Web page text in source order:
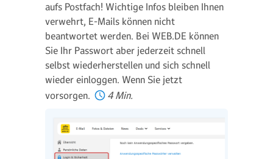
aufs Postfach! Wichtige Infos bleiben Ihnen
verwehrt, E-Mails können nicht
beantwortet werden. Bei WEB.DE können
Sie Ihr Passwort aber jederzeit schnell
selbst wiederherstellen und sich schnell
wieder einloggen. Wenn Sie jetzt
vorsorgen.
4 Min.